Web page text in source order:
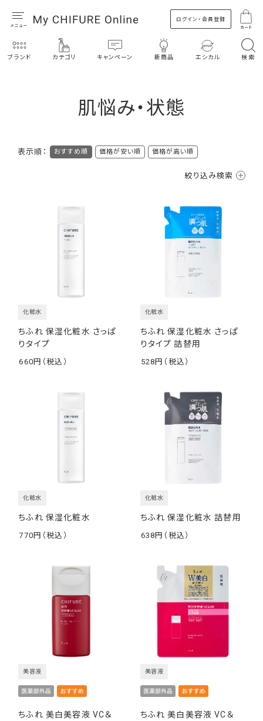
ログイン・会員登録
カート
ブランド カテゴリ キャンペーン 新商品 エシカル 検索
肌悩み・状態
表示順： おすすめ順 価格が安い順 価格が高い順
絞り込み検索
ちふれ 保湿化粧水 さっぱ
りタイプ
化粧水
660
ちふれ 保湿化粧水 さっぱ
りタイプ 詰替用
化粧水
528
ちふれ 保湿化粧水
化粧水
770
ちふれ 保湿化粧水 詰替用
化粧水
638
ちふれ 美白美容液 VC＆
美容液
ちふれ 美白美容液 VC＆
美容液